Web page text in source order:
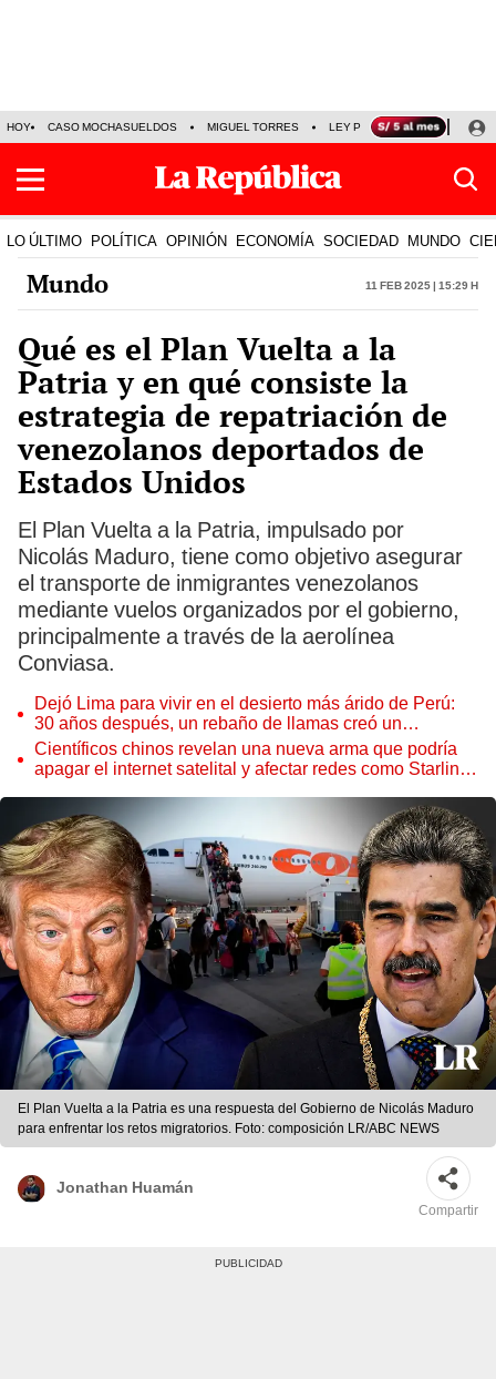
HOY CASO MOCHASUELDOS MIGUEL TORRES LEY PULPÍN PRECIO DEL
LO ÚLTIMO POLÍTICA OPINIÓN ECONOMÍA SOCIEDAD MUNDO
Mundo 11 Feb 2025 | 15:29 h
Qué es el Plan Vuelta a la
Patria y en qué consiste la
estrategia de repatriación de
venezolanos deportados de
Estados Unidos
El Plan Vuelta a la Patria, impulsado por
Nicolás Maduro, tiene como objetivo asegurar
el transporte de inmigrantes venezolanos
mediante vuelos organizados por el gobierno,
principalmente a través de la aerolínea
Conviasa.
Dejó Lima para vivir en el desierto más árido de Perú:
30 años después, un rebaño de llamas creó un
sorprendente ecosistema
Científicos chinos revelan una nueva arma que podría
apagar el internet satelital y afectar redes como Starlink
El Plan Vuelta a la Patria es una respuesta del Gobierno de Nicolás Maduro
para enfrentar los retos migratorios. Foto: composición LR/ABC NEWS
Jonathan Huamán
Compartir